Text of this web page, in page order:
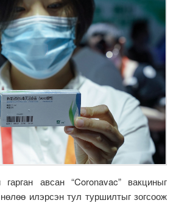
авсан “Coronavac” вакциныг
илэрсэн тул туршилтыг зогсоож